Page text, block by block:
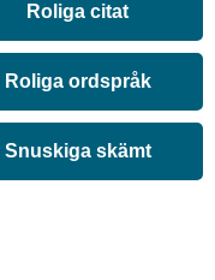
Roliga citat
Roliga ordspråk
Snuskiga skämt